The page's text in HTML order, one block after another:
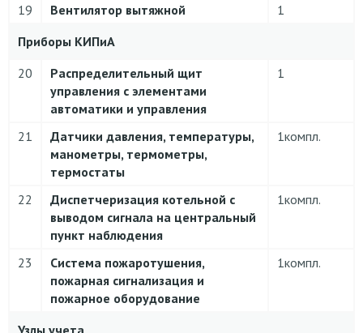
19
Вентилятор вытяжной
1
Приборы КИПиА
20
Распределительный щит
управления с элементами
автоматики и управления
1
21
Датчики давления, температуры,
манометры, термометры,
термостаты
1компл.
22
Диспетчеризация котельной с
выводом сигнала на центральный
пункт наблюдения
1компл.
23
Система пожаротушения,
пожарная сигнализация и
пожарное оборудование
1компл.
Узлы учета